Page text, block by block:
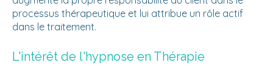
processus thérapeutique et lui attribue un rôle actif
dans le traitement.
L'intérêt de l'hypnose en Thérapie